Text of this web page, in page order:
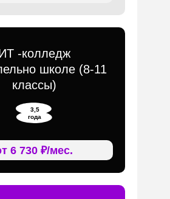
-колледж
школе (8-11
классы)
6 730 ₽/мес.
3,5
года